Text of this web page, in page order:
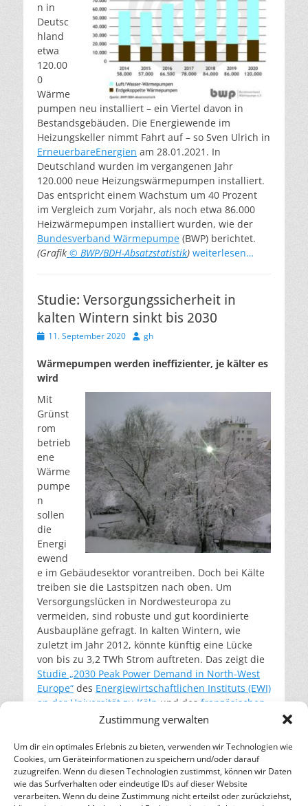
Zustimmung verwalten
Um dir ein optimales Erlebnis zu bieten, verwenden wir Technologien wie
Cookies, um Geräteinformationen zu speichern und/oder darauf
zuzugreifen. Wenn du diesen Technologien zustimmst, können wir Daten
wie das Surfverhalten oder eindeutige IDs auf dieser Website
verarbeiten. Wenn du deine Zustimmung nicht erteilst oder zurückziehst,
n in
Deutsc
hland
etwa
120.00
0
Wärme
pumpen neu installiert – ein Viertel davon in
Bestandsgebäuden. Die Energiewende im
Heizungskeller nimmt Fahrt auf – so Sven Ulrich in
ErneuerbareEnergien am 28.01.2021. In
Deutschland wurden im vergangenen Jahr
120.000 neue Heizungswärmepumpen installiert.
Das entspricht einem Wachstum um 40 Prozent
im Vergleich zum Vorjahr, als noch etwa 86.000
Heizwärmepumpen installiert wurden, wie der
Bundesverband Wärmepumpe (BWP) berichtet.
(Grafik © BWP/BDH-Absatzstatistik) weiterlesen…
Studie: Versorgungssicherheit in
kalten Wintern sinkt bis 2030
Veröffentlicht
11. September 2020 Autor
gh
Wärmepumpen werden ineffizienter, je kälter es
wird
Mit
Grünst
rom
betrieb
ene
Wärme
pumpe
n
sollen
die
Energi
ewend
e im Gebäudesektor vorantreiben. Doch bei Kälte
treiben sie die Lastspitzen nach oben. Um
Versorgungslücken in Nordwesteuropa zu
vermeiden, sind robuste und gut koordinierte
Ausbaupläne gefragt. In kalten Wintern, wie
zuletzt im Jahr 2012, könnte künftig eine Lücke
von bis zu 3,2 TWh Strom auftreten. Das zeigt die
Studie „2030 Peak Power Demand in North-West
Europe“ des Energiewirtschaftlichen Instituts (EWI)
an der Universität zu Köln und des französischen
Beratungsunternehmens E-CUBE Strategy
Energieversorgers ENGIE.
weiterlesen…